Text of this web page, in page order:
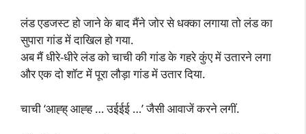
लंड एडजस्ट हो जाने के बाद मैंने जोर से धक्का लगाया तो लंड का
सुपारा गांड में दाखिल हो गया.
अब मैं धीरे-धीरे लंड को चाची की गांड के गहरे कुंए में उतारने लगा
और एक दो शॉट में पूरा लौड़ा गांड में उतार दिया.
चाची ‘आह्ह् आह्ह … उईईई …’ जैसी आवाजें करने लगीं.